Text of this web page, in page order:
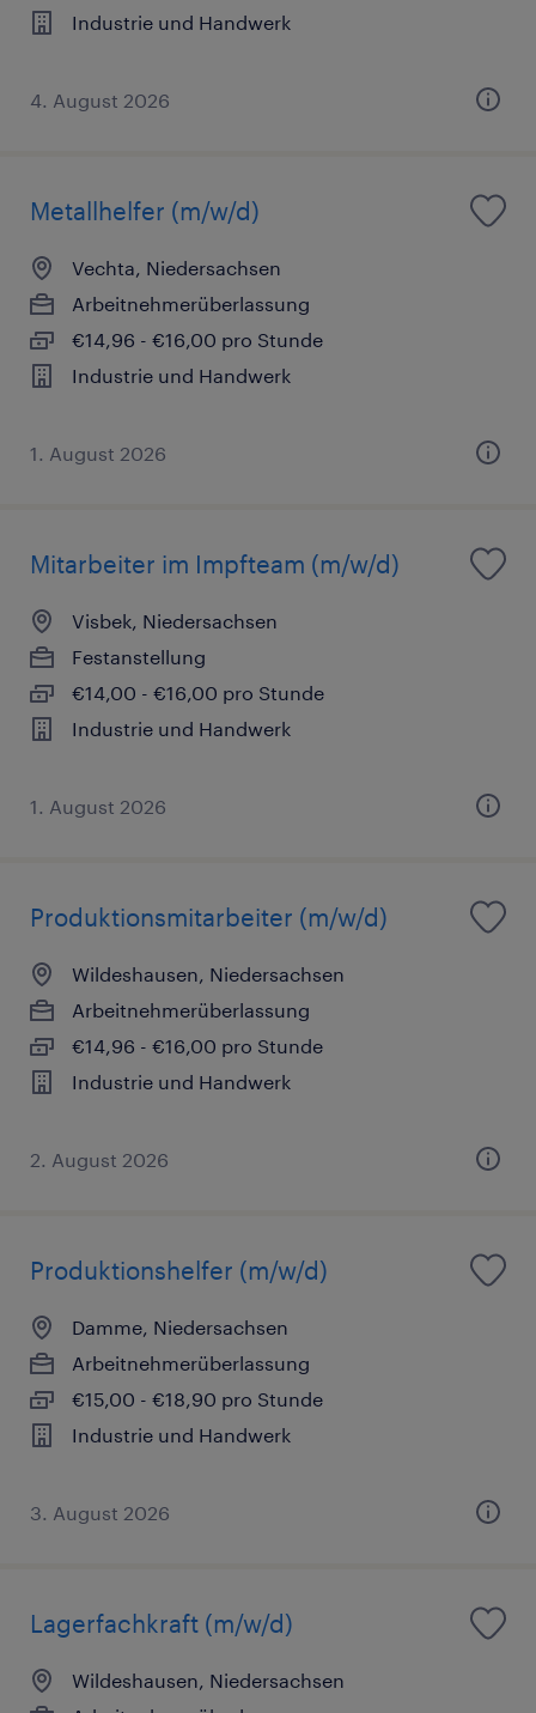
Industrie und Handwerk
4. August 2026
Metallhelfer (m/w/d)
Vechta, Niedersachsen
Arbeitnehmerüberlassung
€14,96 - €16,00 pro Stunde
Industrie und Handwerk
1. August 2026
Mitarbeiter im Impfteam (m/w/d)
Visbek, Niedersachsen
Festanstellung
€14,00 - €16,00 pro Stunde
Industrie und Handwerk
1. August 2026
Produktionsmitarbeiter (m/w/d)
Wildeshausen, Niedersachsen
Arbeitnehmerüberlassung
€14,96 - €16,00 pro Stunde
Industrie und Handwerk
2. August 2026
Produktionshelfer (m/w/d)
Damme, Niedersachsen
Arbeitnehmerüberlassung
€15,00 - €18,90 pro Stunde
Industrie und Handwerk
3. August 2026
Lagerfachkraft (m/w/d)
Wildeshausen, Niedersachsen